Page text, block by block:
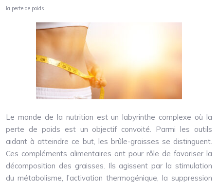
la perte de poids
Le monde de la nutrition est un labyrinthe complexe où la
perte de poids est un objectif convoité. Parmi les outils
aidant à atteindre ce but, les brûle-graisses se distinguent.
Ces compléments alimentaires ont pour rôle de favoriser la
décomposition des graisses. Ils agissent par la stimulation
du métabolisme, l’activation thermogénique, la suppression